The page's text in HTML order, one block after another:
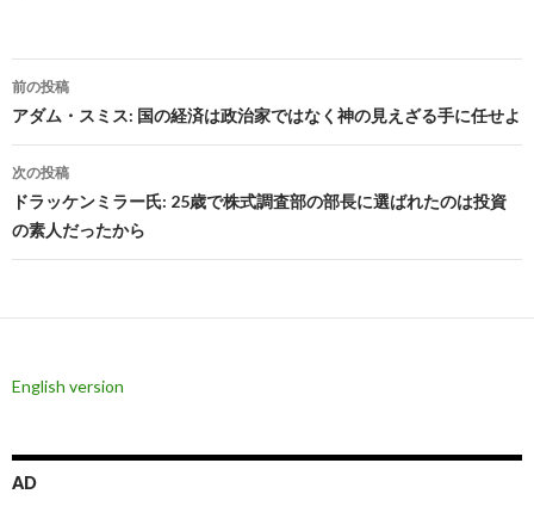
投
稿
ナ
ビ
ゲ
シ
前の投稿
アダム・スミス: 国の経済は政治家ではなく神の見えざる手に任せよ
次の投稿
ドラッケンミラー氏: 25歳で株式調査部の部長に選ばれたのは投資
の素人だったから
English version
AD